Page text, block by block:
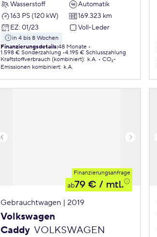
Wasserstoff
Automatik
163 PS (120 kW)
169.323 km
EZ: 01/23 Voll-Leder
in 4 bis 8 Wochen
Finanzierungsdetails:48 Monate
1.598 € Sonderzahlung 4.195 € Schlusszahlung
Kraftstoffverbrauch (kombiniert): k.A.
CO₂-
Emissionen kombiniert: k.A.
Finanzierungsanfrage
ab79 € / mtl.
Gebrauchtwagen | 2019
Volkswagen
Caddy VOLKSWAGEN